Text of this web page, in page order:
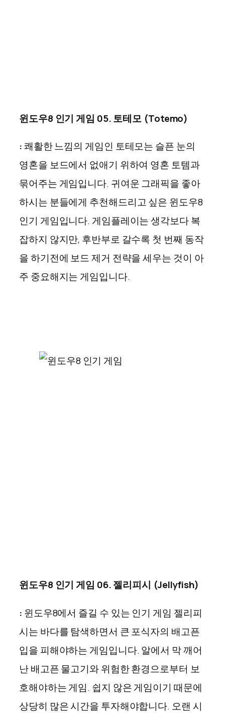
윈도우8 인기 게임 05. 토테모 (Totemo)
: 쾌활한 느낌의 게임인 토테모는 슬픈 눈의
영혼을 보드에서 없애기 위하여 영혼 토템과
묶어주는 게임입니다. 귀여운 그래픽을 좋아
하시는 분들에게 추천해드리고 싶은 윈도우8
인기 게임입니다. 게임플레이는 생각보다 복
잡하지 않지만, 후반부로 갈수록 첫 번째 동작
을 하기전에 보드 제거 전략을 세우는 것이 아
주 중요해지는 게임입니다.
윈도우8 인기 게임 06. 젤리피시 (Jellyfish)
: 윈도우8에서 즐길 수 있는 인기 게임 젤리피
시는 바다를 탐색하면서 큰 포식자의 배고픈
입을 피해야하는 게임입니다. 알에서 막 깨어
난 배고픈 물고기와 위험한 환경으로부터 보
호해야하는 게임. 쉽지 않은 게임이기 때문에
상당히 많은 시간을 투자해야합니다. 오랜 시